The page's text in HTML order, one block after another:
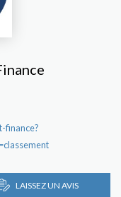
finance?
LAISSEZ UN AVIS